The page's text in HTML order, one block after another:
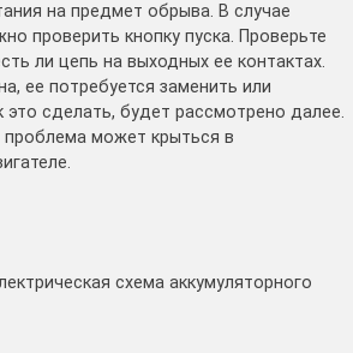
на предмет обрыва. В случае
проверить кнопку пуска. Проверьте
ли цепь на выходных ее контактах.
ее потребуется заменить или
это сделать, будет рассмотрено далее.
проблема может крыться в
схема аккумуляторного